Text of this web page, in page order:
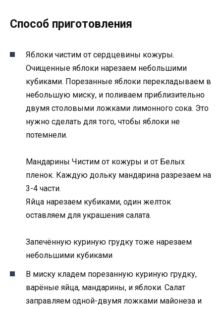
Способ приготовления
Яблоки чистим от сердцевины кожуры.
Очищенные яблоки нарезаем небольшими
кубиками. Порезанные яблоки перекладываем в
небольшую миску, и поливаем приблизительно
двумя столовыми ложками лимонного сока. Это
нужно сделать для того, чтобы яблоки не
потемнели.
Мандарины Чистим от кожуры и от Белых
пленок. Каждую дольку мандарина разрезаем на
3-4 части.
Яйца нарезаем кубиками, один желток
оставляем для украшения салата.
Запечённую куриную грудку тоже нарезаем
небольшими кубиками
В миску кладем порезанную куриную грудку,
варёные яйца, мандарины, и яблоки. Салат
заправляем одной-двумя ложками майонеза и